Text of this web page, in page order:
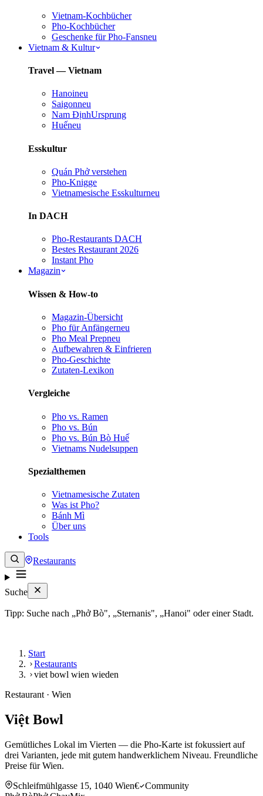
Vietnam-Kochbücher
Pho-Kochbücher
Geschenke für Pho-Fansneu
Vietnam & Kultur
Travel — Vietnam
Hanoineu
Saigonneu
Nam ĐịnhUrsprung
Huếneu
Esskultur
Quán Phở verstehen
Pho-Knigge
Vietnamesische Esskulturneu
In DACH
Pho-Restaurants DACH
Bestes Restaurant 2026
Instant Pho
Magazin
Wissen & How-to
Magazin-Übersicht
Pho für Anfängerneu
Pho Meal Prepneu
Aufbewahren & Einfrieren
Pho-Geschichte
Zutaten-Lexikon
Vergleiche
Pho vs. Ramen
Pho vs. Bún
Pho vs. Bún Bò Huế
Vietnams Nudelsuppen
Spezialthemen
Vietnamesische Zutaten
Was ist Pho?
Bánh Mì
Über uns
Tools
Restaurants
Suche
Tipp: Suche nach „Phở Bò", „Sternanis", „Hanoi" oder einer Stadt.
Start
Restaurants
viet bowl wien wieden
Restaurant · Wien
Việt Bowl
Gemütliches Lokal im Vierten — die Pho-Karte ist fokussiert auf
drei Varianten, jede mit gutem handwerklichem Niveau. Freundliche
Preise für Wien.
Schleifmühlgasse 15, 1040 Wien€ Community